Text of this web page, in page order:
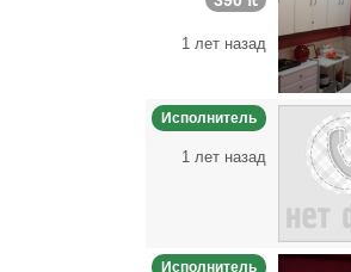
1 лет назад
Исполнитель
1 лет назад
Исполнитель